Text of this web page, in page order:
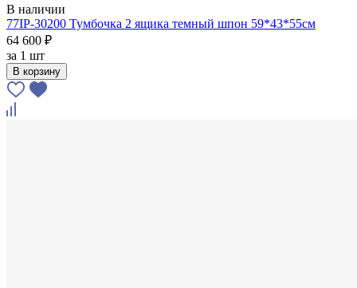
В наличии
77IP-30200 Тумбочка 2 ящика темный шпон 59*43*55см
64 600 ₽
за 1 шт
В корзину